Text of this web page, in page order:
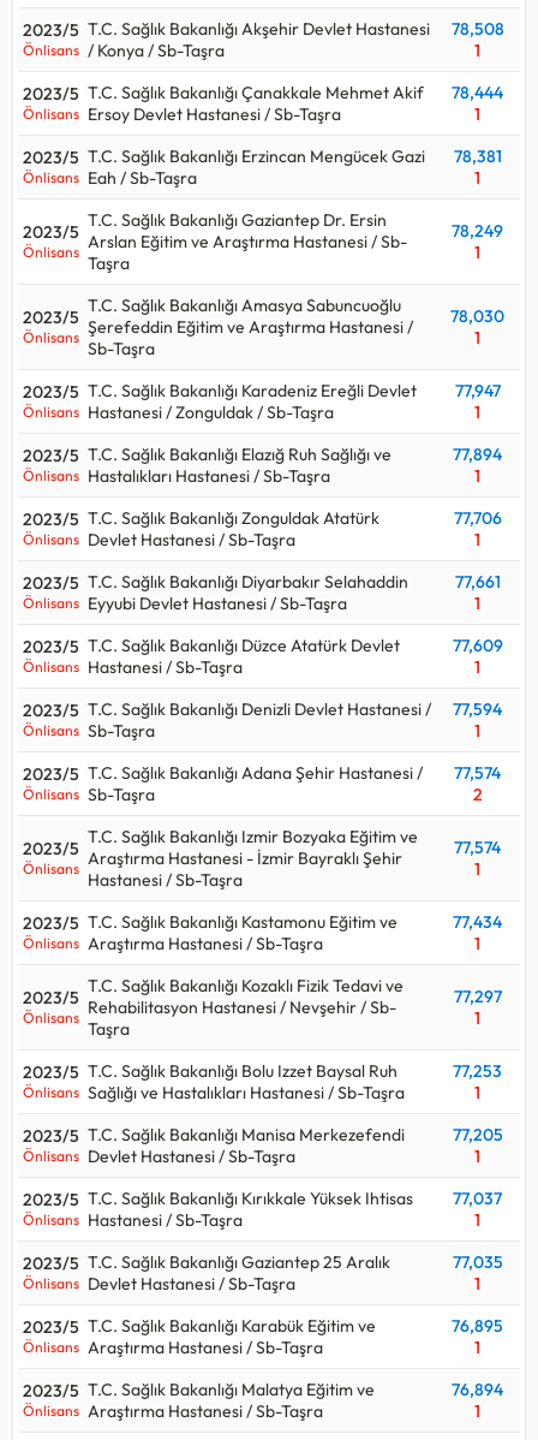
2023/5
Önlisans
T.C. Sağlık Bakanlığı Akşehir Devlet Hastanesi
/ Konya / Sb-Taşra
78,508
1
2023/5
Önlisans
T.C. Sağlık Bakanlığı Çanakkale Mehmet Akif
Ersoy Devlet Hastanesi / Sb-Taşra
78,444
1
2023/5
Önlisans
T.C. Sağlık Bakanlığı Erzincan Mengücek Gazi
Eah / Sb-Taşra
78,381
1
2023/5
Önlisans
T.C. Sağlık Bakanlığı Gaziantep Dr. Ersin
Arslan Eğitim ve Araştırma Hastanesi / Sb-
Taşra
78,249
1
2023/5
Önlisans
T.C. Sağlık Bakanlığı Amasya Sabuncuoğlu
Şerefeddin Eğitim ve Araştırma Hastanesi /
Sb-Taşra
78,030
1
2023/5
Önlisans
T.C. Sağlık Bakanlığı Karadeniz Ereğli Devlet
Hastanesi / Zonguldak / Sb-Taşra
77,947
1
2023/5
Önlisans
T.C. Sağlık Bakanlığı Elazığ Ruh Sağlığı ve
Hastalıkları Hastanesi / Sb-Taşra
77,894
1
2023/5
Önlisans
T.C. Sağlık Bakanlığı Zonguldak Atatürk
Devlet Hastanesi / Sb-Taşra
77,706
1
2023/5
Önlisans
T.C. Sağlık Bakanlığı Diyarbakır Selahaddin
Eyyubi Devlet Hastanesi / Sb-Taşra
77,661
1
2023/5
Önlisans
T.C. Sağlık Bakanlığı Düzce Atatürk Devlet
Hastanesi / Sb-Taşra
77,609
1
2023/5
Önlisans
T.C. Sağlık Bakanlığı Denizli Devlet Hastanesi /
Sb-Taşra
77,594
1
2023/5
Önlisans
T.C. Sağlık Bakanlığı Adana Şehir Hastanesi /
Sb-Taşra
77,574
2
2023/5
Önlisans
T.C. Sağlık Bakanlığı Izmir Bozyaka Eğitim ve
Araştırma Hastanesi - İzmir Bayraklı Şehir
Hastanesi / Sb-Taşra
77,574
1
2023/5
Önlisans
T.C. Sağlık Bakanlığı Kastamonu Eğitim ve
Araştırma Hastanesi / Sb-Taşra
77,434
1
2023/5
Önlisans
T.C. Sağlık Bakanlığı Kozaklı Fizik Tedavi ve
Rehabilitasyon Hastanesi / Nevşehir / Sb-
Taşra
77,297
1
2023/5
Önlisans
T.C. Sağlık Bakanlığı Bolu Izzet Baysal Ruh
Sağlığı ve Hastalıkları Hastanesi / Sb-Taşra
77,253
1
2023/5
Önlisans
T.C. Sağlık Bakanlığı Manisa Merkezefendi
Devlet Hastanesi / Sb-Taşra
77,205
1
2023/5
Önlisans
T.C. Sağlık Bakanlığı Kırıkkale Yüksek Ihtisas
Hastanesi / Sb-Taşra
77,037
1
2023/5
Önlisans
T.C. Sağlık Bakanlığı Gaziantep 25 Aralık
Devlet Hastanesi / Sb-Taşra
77,035
1
2023/5
Önlisans
T.C. Sağlık Bakanlığı Karabük Eğitim ve
Araştırma Hastanesi / Sb-Taşra
76,895
1
2023/5
Önlisans
T.C. Sağlık Bakanlığı Malatya Eğitim ve
Araştırma Hastanesi / Sb-Taşra
76,894
1